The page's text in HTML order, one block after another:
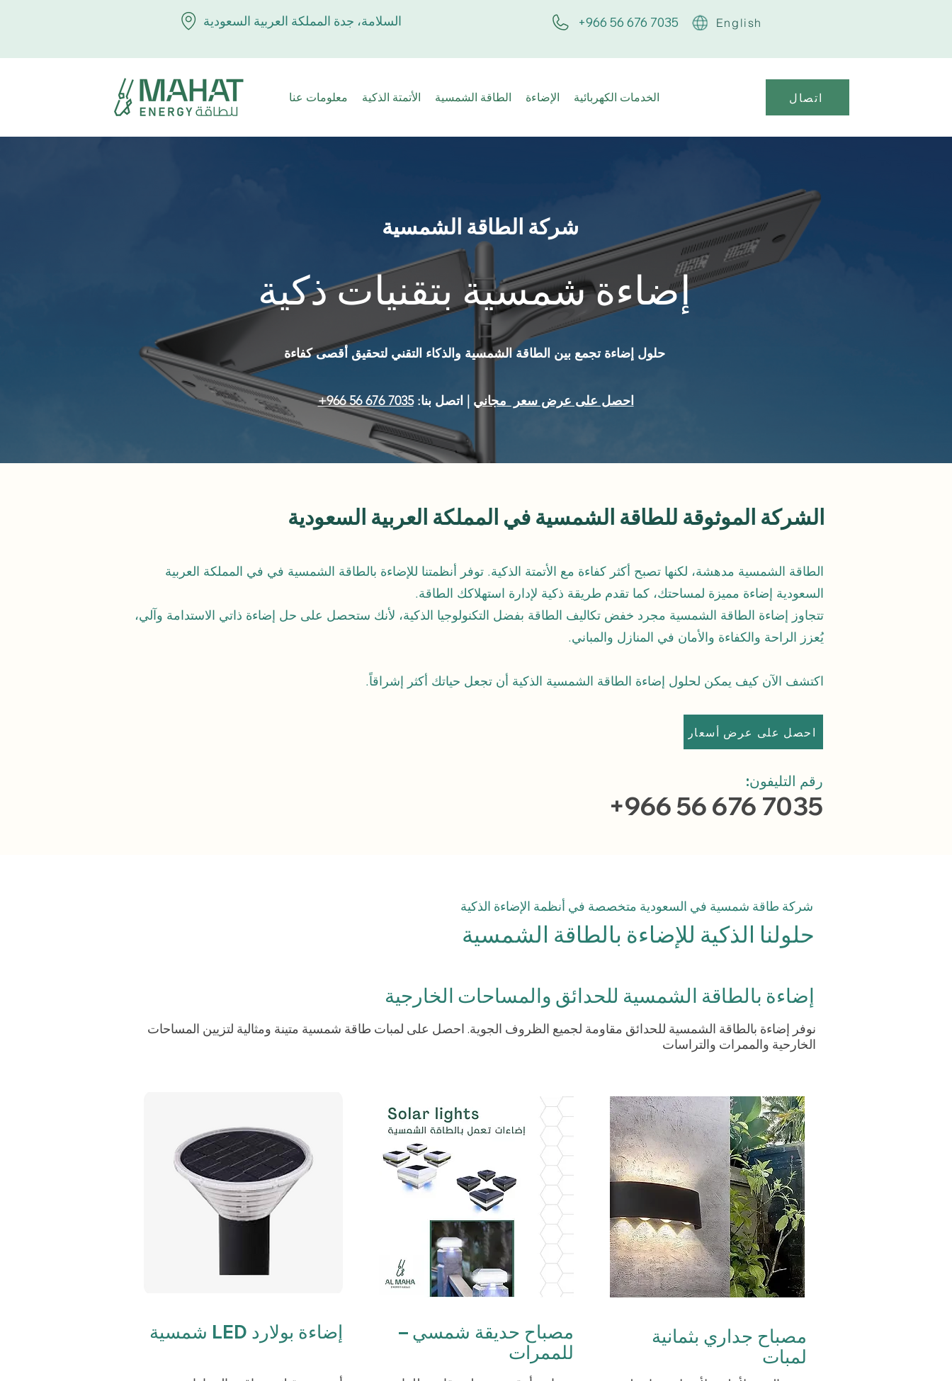
السلامة، جدة المملكة العربية السعودية +966 56 676 7035 English
معلومات عنا الأتمتة الذكية الطاقة الشمسية الإضاءة الخدمات الكهربائية اتصال
شركة الطاقة الشمسية
إضاءة شمسية بتقنيات ذكية
حلول إضاءة تجمع بين الطاقة الشمسية والذكاء التقني لتحقيق أقصى كفاءة
احصل على عرض سعر مجاني | اتصل بنا:+966 56 676 7035
الشركة الموثوقة للطاقة الشمسية في المملكة العربية السعودية
الطاقة الشمسية مدهشة، لكنها تصبح أكثر كفاءة مع الأتمتة الذكية. توفر أنظمتنا للإضاءة بالطاقة الشمسية في في المملكة العربية
السعودية إضاءة مميزة لمساحتك، كما تقدم طريقة ذكية لإدارة استهلاكك الطاقة.
تتجاوز إضاءة الطاقة الشمسية مجرد خفض تكاليف الطاقة بفضل التكنولوجيا الذكية، لأنك ستحصل على حل إضاءة ذاتي الاستدامة وآلي،
يُعزز الراحة والكفاءة والأمان في المنازل والمباني.
اكتشف الآن كيف يمكن لحلول إضاءة الطاقة الشمسية الذكية أن تجعل حياتك أكثر إشراقاً.
احصل على عرض أسعار
رقم التليفون:
+966 56 676 7035
شركة طاقة شمسية في السعودية متخصصة في أنظمة الإضاءة الذكية
حلولنا الذكية للإضاءة بالطاقة الشمسية
إضاءة بالطاقة الشمسية للحدائق والمساحات الخارجية
نوفر إضاءة بالطاقة الشمسية للحدائق مقاومة لجميع الظروف الجوية. احصل على لمبات طاقة شمسية متينة ومثالية لتزيين المساحات
الخارحية والممرات والتراسات
إضاءة بولارد LED شمسية
مصباح حديقة شمسي –
للممرات
مصباح جداري بثمانية
لمبات